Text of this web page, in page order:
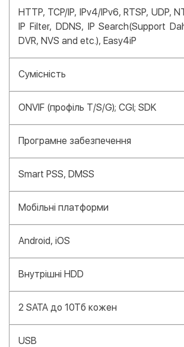
HTTP, TCP/IP, IPv4/IPv6, RTSP, UDP,
IP Filter, DDNS, IP Search(Support
DVR, NVS and etc.), Easy4iP
Сумісність
ONVIF (профіль T/S/G); CGI; SDK
Програмне забезпечення
Smart PSS, DMSS
Мобільні платформи
Android, iOS
Внутрішні HDD
2 SATA до 10Тб кожен
USB